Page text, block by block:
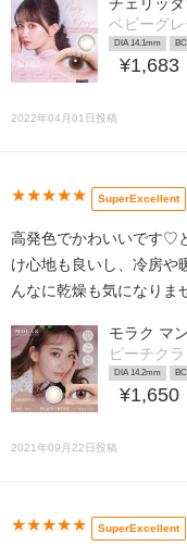
ベビーグレ
DIA 14.1mm
¥1,683
2022年04月01日投稿
★★★★★ SuperExcellent
高発色でかわいいです♡
け心地も良いし、冷房や
んなに乾燥も気になりま
モラク マ
ピーチクラ
DIA 14.2mm
¥1,650
2021年09月22日投稿
★★★★★ SuperExcellent